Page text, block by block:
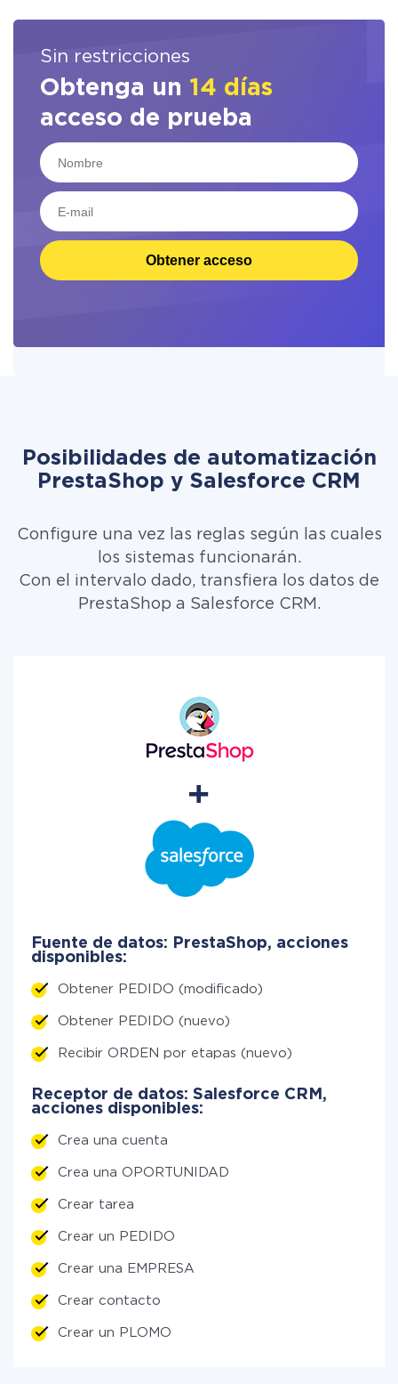
Sin restricciones
Obtenga un 14 días
acceso de prueba
Obtener acceso
Posibilidades de automatización
PrestaShop y Salesforce CRM
Configure una vez las reglas según las cuales
los sistemas funcionarán.
Con el intervalo dado, transfiera los datos de
PrestaShop a Salesforce CRM.
Fuente de datos: PrestaShop, acciones
disponibles:
Obtener PEDIDO (modificado)
Obtener PEDIDO (nuevo)
Recibir ORDEN por etapas (nuevo)
Receptor de datos: Salesforce CRM,
acciones disponibles:
Crea una cuenta
Crea una OPORTUNIDAD
Crear tarea
Crear un PEDIDO
Crear una EMPRESA
Crear contacto
Crear un PLOMO